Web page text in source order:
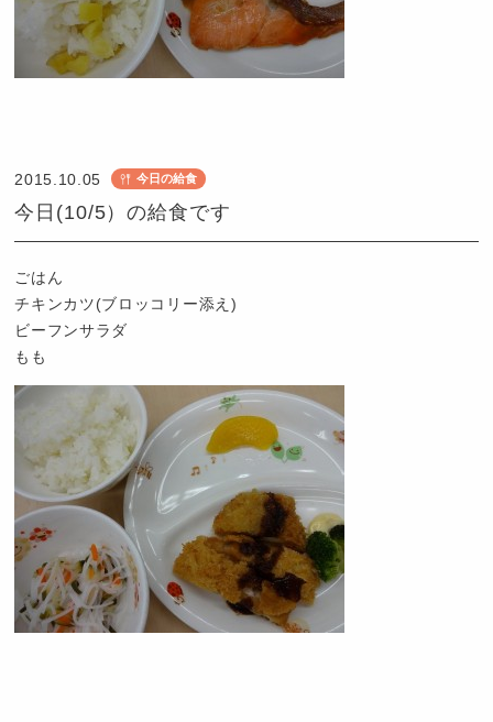
も
園
つ
ば
め
2015.10.05 今日の給食
今日(10/5）の給食です
ごはん
チキンカツ(ブロッコリー添え)
ビーフンサラダ
もも